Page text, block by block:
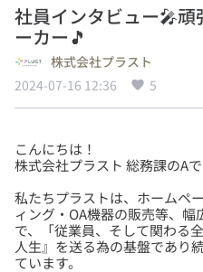
社員インタビュー🎤
ーカー🎵
株式会社プラスト
2024-07-16 12:36
5
こんにちは！
私たちプラストは、ホームペ
ィング・OA機器の販売等、
で、「従業員、そして関わる
人生』を送る為の基盤であり